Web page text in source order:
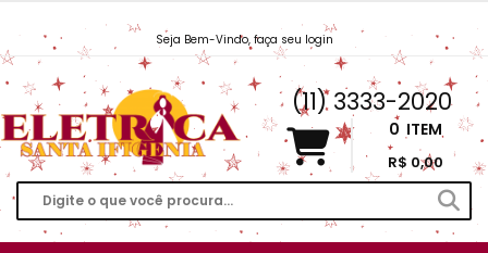
Seja Bem-Vindo, faça seu login
Vendas@EletricaSantaIfigenia.com.br
(11) 3333-2020
0 ITEM
R$ 0,00